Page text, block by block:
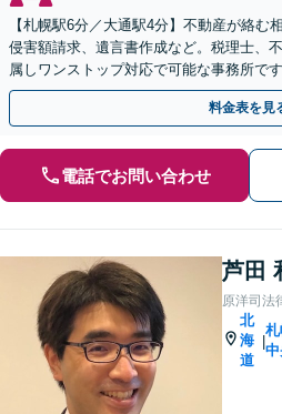
【札幌駅6分／大通駅4分】不動産が絡む
侵害額請求、遺言書作成など。税理士、
属しワンストップ対応で可能な事務所で
複数の解決策をご提案いたします【初回
料金表を見
電話でお問い合わせ
芦田
原洋司法
北
海
道
|